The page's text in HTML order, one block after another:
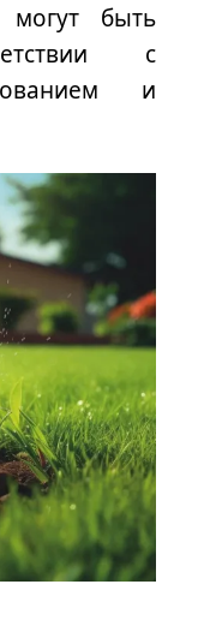
могут быть
с
и